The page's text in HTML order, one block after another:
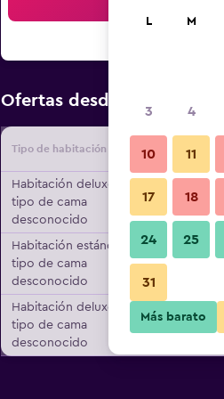
Ofertas desde Oferta
Tipo de habitación
Habitación deluxe,
tipo de cama
desconocido
Habitación estándar,
tipo de cama
desconocido
Habitación deluxe,
tipo de cama
desconocido
L M
3 4
10 11
17 18
24 25
31
Más barato